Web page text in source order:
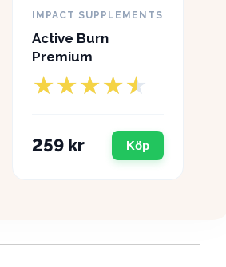
IMPACT SUPPLEMENTS
Active Burn
Premium
259 kr Köp